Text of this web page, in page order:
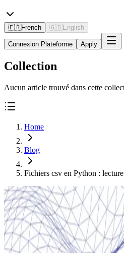
🇫🇷French 🇬🇧 English
Connexion Plateforme Apply
Collection
Aucun article trouvé dans cette
Home
Blog
Fichiers csv en Python :